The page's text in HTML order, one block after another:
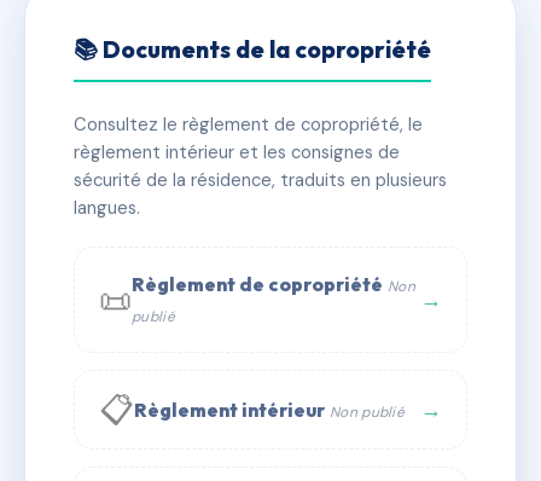
SDC 31 BIS RUE SAINT
NESTOR
📍 31 BIS RUE SAINT NESTOR 69008 LYON
✓ Immatriculée 🏠 73 lots 🏗 1 bâtiment(s)
📞 Contacter Syndic Digital 💬 WhatsApp
✉ Email
📚 Documents de la copropriété
Consultez le règlement de copropriété, le
règlement intérieur et les consignes de
sécurité de la résidence, traduits en plusieurs
langues.
📜Règlement de copropriété Non
publié
→
📋Règlement intérieur Non publié →